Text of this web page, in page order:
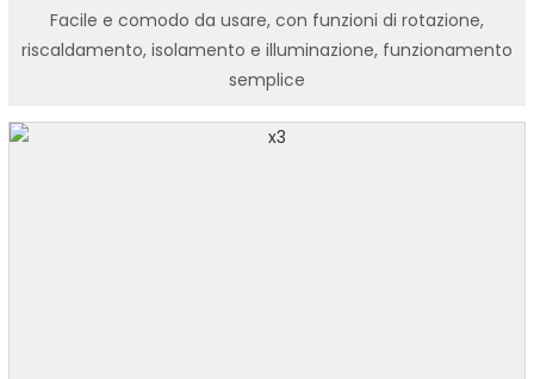
Facile e comodo da usare, con funzioni di rotazione,
riscaldamento, isolamento e illuminazione, funzionamento
semplice